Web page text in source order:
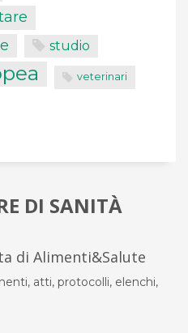
studio
veterinari
DI SANITÀ
di Alimenti&Salute
atti, protocolli, elenchi,